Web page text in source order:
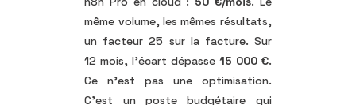
même volume, les mêmes résultats,
un facteur 25 sur la facture. Sur
12 mois, l’écart dépasse 15 000 €.
Ce n’est pas une optimisation.
C’est un poste budgétaire qui